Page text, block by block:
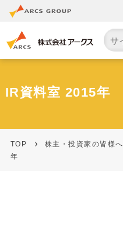
IR資料室 2015年
TOP 株主・投資家の皆様へ
年